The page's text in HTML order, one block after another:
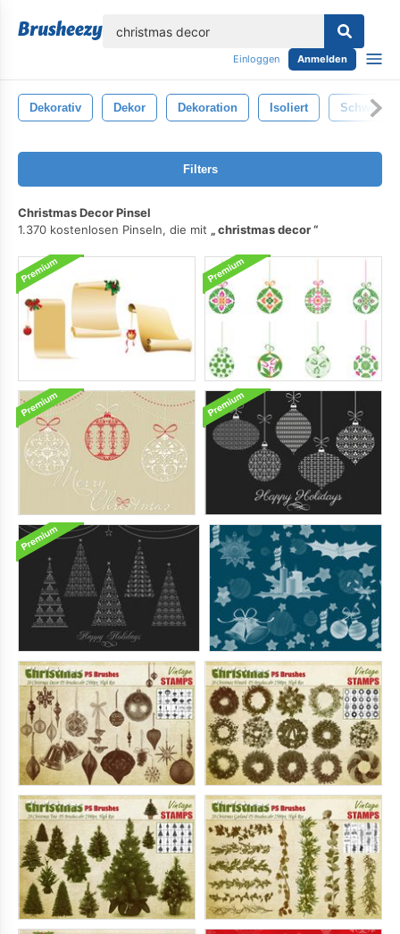
Einloggen Anmelden
Dekorativ Dekor Dekoration Isoliert Schwarz
Filters
Christmas Decor Pinsel
1.370 kostenlosen Pinseln, die mit
christmas decor